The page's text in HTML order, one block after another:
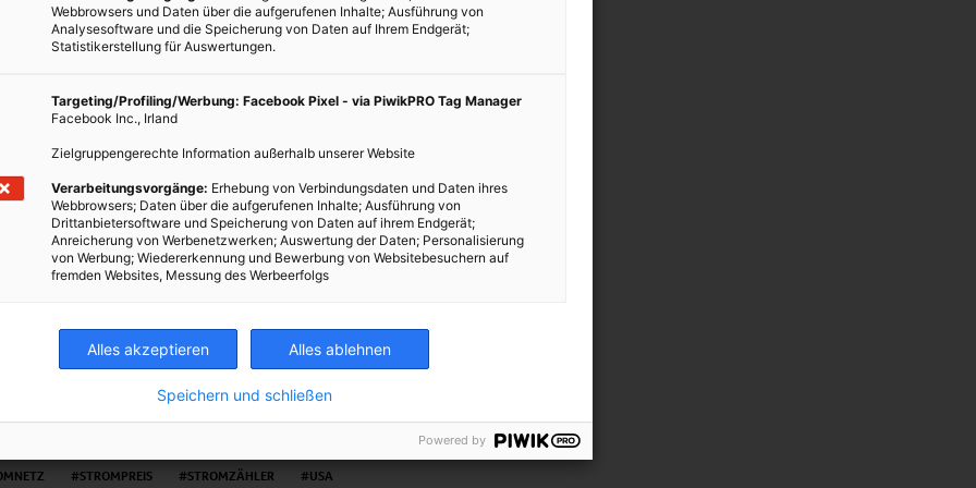
Zähler im Bundesgebietdigitalisiert sein. Hierzulande tun
Datenschutz auf. So plant Google, Strom an jene zu
mitteilen.
Salzburg
in der Zeit alles ändern kann
TWEET
SMART METERING
STROMPREIS STROMZÄHLER USA
Webbrowsers und Daten über die aufgerufenen Inhalte; Ausführung von
Analysesoftware und die Speicherung von Daten auf Ihrem Endgerät;
Statistikerstellung für Auswertungen.
Targeting/Profiling/Werbung: Facebook Pixel - via PiwikPRO Tag Manager
Facebook Inc., Irland
Zielgruppengerechte Information außerhalb unserer Website
Verarbeitungsvorgänge: Erhebung von Verbindungsdaten und Daten ihres
Webbrowsers; Daten über die aufgerufenen Inhalte; Ausführung von
Drittanbietersoftware und Speicherung von Daten auf ihrem Endgerät;
Anreicherung von Werbenetzwerken; Auswertung der Daten; Personalisierung
von Werbung; Wiedererkennung und Bewerbung von Websitebesuchern auf
fremden Websites, Messung des Werbeerfolgs
Alles akzeptieren Alles ablehnen
Speichern und schließen
Powered by